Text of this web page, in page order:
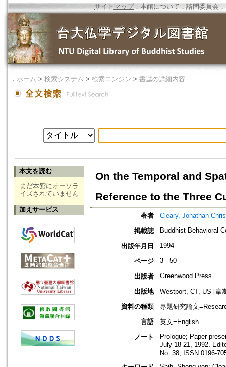
サイトマップ．本館について ． 諮問委員会 ．
． ホーム > 検索システム > 検索エンジン > 書誌の詳細内容
本文を読む
まだ本館にオーソラ
イズされていません
加えサービス
On the Temporal and
Reference to the Three
著者
Cleary, Jonathan
掲載誌
Buddhist Behavioral
出版年月日 1994
ページ 3 - 50
出版者 Greenwood Press
出版地
Westport, CT, US [韋
資料の種類
專題研究論文
言語
英文=English
ノート
Prologue; Paper
July 18-21, 1992.
No. 38, ISSN 0196-